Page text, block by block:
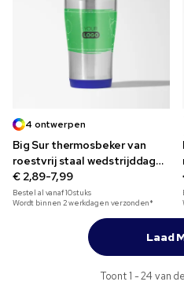
4 ontwerpen
Big Sur thermosbeker van
roestvrij staal wedstrijddag
475 ml
€ 2,89-7,99
Bestel al vanaf10stuks
Wordt binnen 2 werkdagen verzonden*
Laad
Toont 1 - 24 van